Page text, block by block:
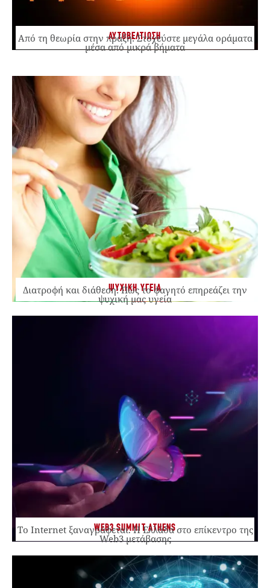
ΑΥΤΟΒΕΛΤΙΩΣΗ
Από τη θεωρία στην πράξη: Στοχεύστε μεγάλα οράματα
μέσα από μικρά βήματα
ΨΥΧΙΚΗ ΥΓΕΙΑ
Διατροφή και διάθεση: Πώς το φαγητό επηρεάζει την
ψυχική μας υγεία
WEB3 SUMMIT ATHENS
Το Internet ξαναγράφεται. Η Ελλάδα στο επίκεντρο της
Web3 μετάβασης